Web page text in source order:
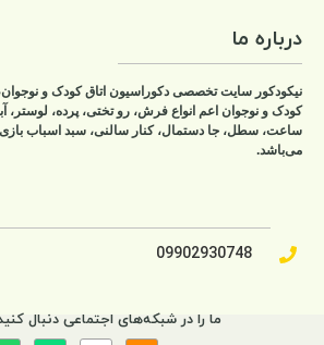
درباره ما
نیکودکور سایت تخصصی دکوراسیون اتاق کودک و نوجوان،
کودک و نوجوان اعم انواع فرش، رو تختی، پرده، لوستر،
ساعت، سطل، جا دستمال، کنار سالنی، سبد اسباب بازی،
می‌باشد.
09902930748​
ما را در شبکه‌های اجتماعی دنبال